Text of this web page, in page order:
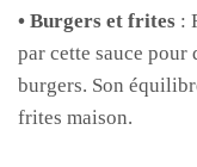
• Burgers et frites :
par cette sauce
burgers. Son
frites maison.